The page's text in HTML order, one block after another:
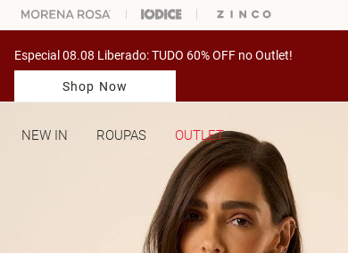
ESCOLHER SEU LOOK? FALE COM NOSSA PERSONAL SHOPPER.
Especial 08.08 Liberado: TUDO 60% OFF no Outlet!
Shop Now
NEW IN ROUPAS OUTLET